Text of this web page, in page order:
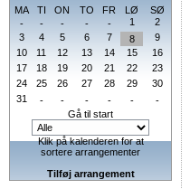
MA
TI ON TO FR LØ
SØ
-
- - - - 1
2
3
4 5 6 7 8
9
10
11 12 13 14 15
16
17
18 19 20 21 22
23
24
25 26 27 28 29
30
31
- - - - -
-
Gå til start
Klik på kalenderen for at
sortere arrangementer
Tilføj arrangement